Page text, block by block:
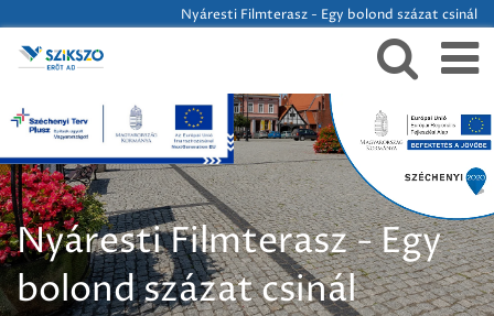
Nyáresti Filmterasz - Egy bolond százat csinál
Nyáresti Filmterasz - Egy
bolond százat csinál